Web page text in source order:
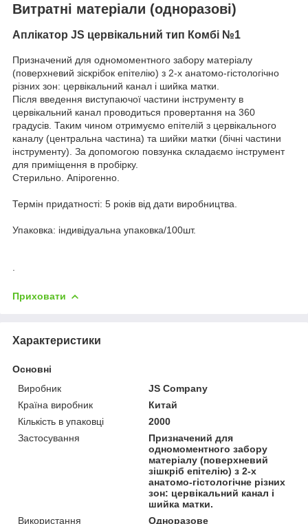
Витратні матеріали (одноразові)
Аплікатор JS цервікальний тип Комбі №1
Призначений для одномоментного забору матеріалу
(поверхневий зіскрібок епітелію) з 2-х анатомо-гістологічно
різних зон: цервікальний канал і шийка матки.
Після введення виступаючої частини інструменту в
цервікальний канал проводиться провертання на 360
градусів. Таким чином отримуємо епітелій з цервікального
каналу (центральна частина) та шийки матки (бічні частини
інструменту). За допомогою повзунка складаємо інструмент
для приміщення в пробірку.
Стерильно. Апірогенно.
Термін придатності: 5 років від дати виробництва.
Упаковка: індивідуальна упаковка/100шт.
Приховати
Характеристики
Основні
Виробник
JS Company
Країна виробник
Китай
Кількість в упаковці
2000
Застосування
Призначений для
одномоментного забору
матеріалу (поверхневий
зішкріб епітелію) з 2-х
анатомо-гістологічне різних
зон: цервікальний канал і
шийка матки.
Використання
Одноразове